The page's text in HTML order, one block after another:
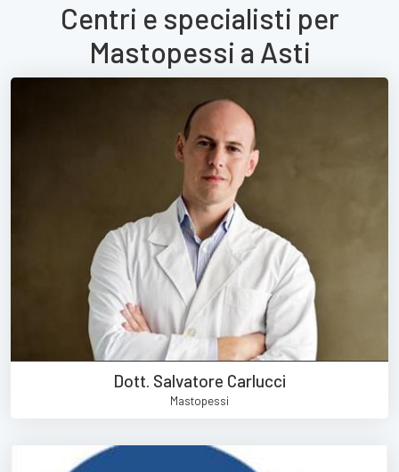
Centri e specialisti per
Mastopessi a Asti
Dott. Salvatore Carlucci
Mastopessi